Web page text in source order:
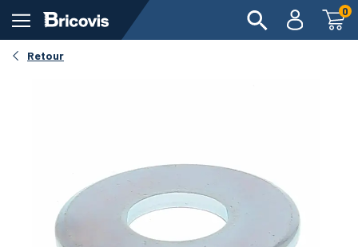
0
Retour